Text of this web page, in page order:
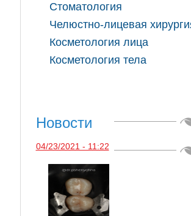
Стоматология
Челюстно-лицевая
Косметология лица
Косметология тела
Новости
04/23/2021 - 11:22